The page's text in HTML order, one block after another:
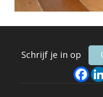
Schrijf je in op